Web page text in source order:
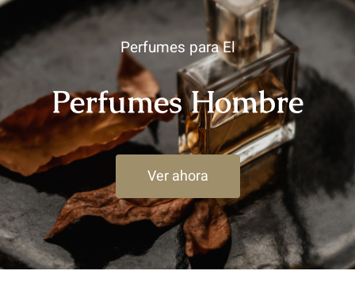
Perfumes para El
Perfumes Hombre
Ver ahora